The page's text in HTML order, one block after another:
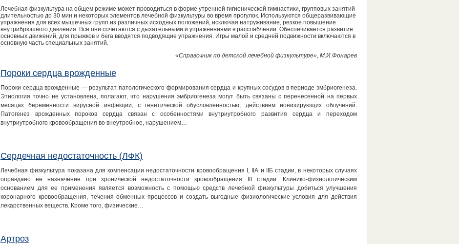
Лечебная физкультура на общем режиме может проводиться в форме утренней гигиенической гимнастики, групповых занятий
длительностью до 30 мин и некоторых элементов лечебной физкультуры во время прогулок. Используются общеразвивающие
упражнения для всех мышечных групп из различных исходных положений, исключая натруживание, резкое повышение
внутрибрюшного давления. Все они сочетаются с дыхательными и упражнениями в расслаблении. Обеспечивается развитие
основных движений, для прыжков и бега вводятся подводящие упражнения. Игры малой и средней подвижности включаются в
основную часть специальных занятий.
«Справочник по детской лечебной физкультуре», М.И.Фонарев
Пороки сердца врожденные
Пороки сердца врожденные — результат патологического формирования сердца и крупных сосудов в периоде эмбриогенеза.
Этиология точно не установлена, полагают, что нарушения эмбриогенеза могут быть связаны с перенесенной на первых
месяцах беременности вирусной инфекции, с генетической обусловленностью, действием ионизирующих облучений.
Патогенез врожденных пороков сердца связан с особенностями внутриутробного развития сердца и переходом
внутриутробного кровообращения во внеутробное, нарушением…
Сердечная недостаточность (ЛФК)
Лечебная физкультура показана для компенсации недостаточности кровообращения I, IIА и IIБ стадии, в некоторых случаях
оправдано ее назначение при хронической недостаточности кровообращения III стадии. Клинико-физиологическим
основанием для ее применения является возможность с помощью средств лечебной физкультуры добиться улучшения
коронарного кровообращения, течения обменных процессов и создать выгодные физиологические условия для действия
лекарственных веществ. Кроме того, физические…
Артроз